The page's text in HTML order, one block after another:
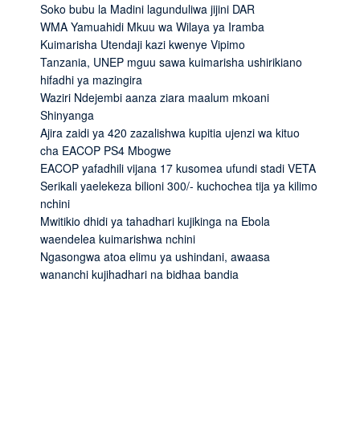
Soko bubu la Madini lagunduliwa jijini DAR
WMA Yamuahidi Mkuu wa Wilaya ya Iramba
Kuimarisha Utendaji kazi kwenye Vipimo
Tanzania, UNEP mguu sawa kuimarisha ushirikiano
hifadhi ya mazingira
Waziri Ndejembi aanza ziara maalum mkoani
Shinyanga
Ajira zaidi ya 420 zazalishwa kupitia ujenzi wa kituo
cha EACOP PS4 Mbogwe
EACOP yafadhili vijana 17 kusomea ufundi stadi VETA
Serikali yaelekeza bilioni 300/- kuchochea tija ya kilimo
nchini
Mwitikio dhidi ya tahadhari kujikinga na Ebola
waendelea kuimarishwa nchini
Ngasongwa atoa elimu ya ushindani, awaasa
wananchi kujihadhari na bidhaa bandia